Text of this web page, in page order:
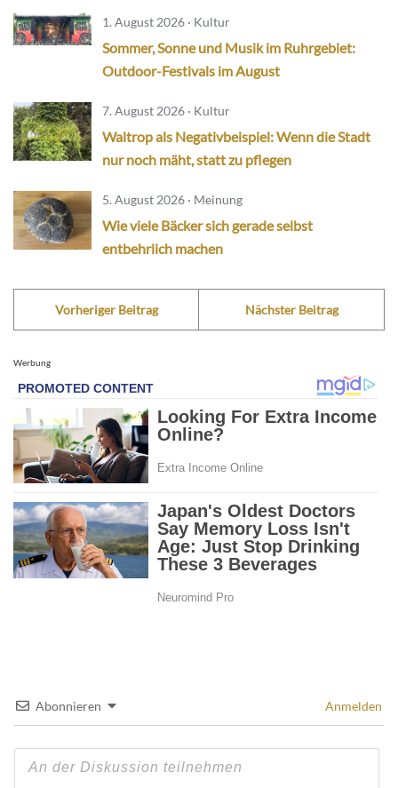
1. August 2026 · Kultur
Sommer, Sonne und Musik im Ruhrgebiet:
Outdoor-Festivals im August
7. August 2026 · Kultur
Waltrop als Negativbeispiel: Wenn die Stadt
nur noch mäht, statt zu pflegen
5. August 2026 · Meinung
Wie viele Bäcker sich gerade selbst
entbehrlich machen
Vorheriger Beitrag Nächster Beitrag
Werbung
Abonnieren Anmelden